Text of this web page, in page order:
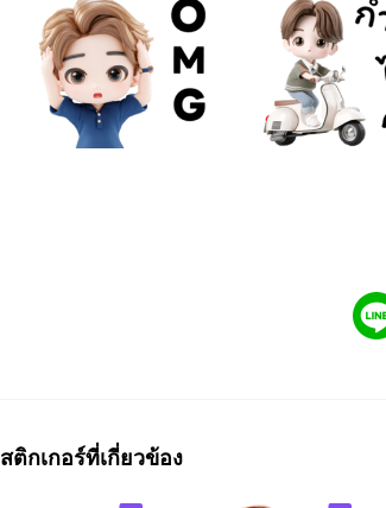
สติกเกอร์ที่เกี่ยวข้อง